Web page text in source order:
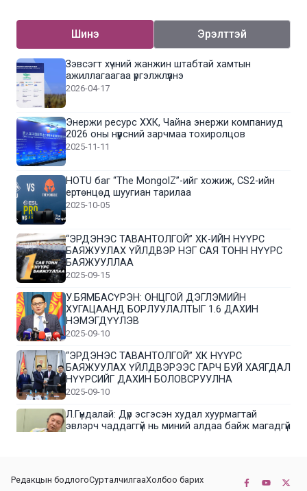
Шинэ Эрэлттэй
Зэвсэгт хүчний жанжин штабтай хамтын
ажиллагаагаа үргэлжлүүлнэ
2026-04-17
Энержи ресурс ХХК, Чайна энержи компаниуд
2026 оны нүүрсний зарчмаа тохиролцов
2025-11-11
HOTU баг “The MongolZ”-ийг хожиж, CS2-ийн
ертөнцөд шуугиан тарилаа
2025-10-05
“ЭРДЭНЭС ТАВАНТОЛГОЙ” ХК-ИЙН НҮҮРС
БАЯЖУУЛАХ ҮЙЛДВЭР НЭГ САЯ ТОНН НҮҮРС
БАЯЖУУЛЛАА
2025-09-15
У.БЯМБАСҮРЭН: ОНЦГОЙ ДЭГЛЭМИЙН
ХУГАЦААНД БОРЛУУЛАЛТЫГ 1.6 ДАХИН
НЭМЭГДҮҮЛЭВ
2025-09-10
“ЭРДЭНЭС ТАВАНТОЛГОЙ” ХК НҮҮРС
БАЯЖУУЛАХ ҮЙЛДВЭРЭЭС ГАРЧ БУЙ ХАЯГДАЛ
НҮҮРСИЙГ ДАХИН БОЛОВСРУУЛНА
2025-09-10
Л.Гүндалай: Дүр эсгэсэн худал хуурмагтай
эвлэрч чаддаггүй нь миний алдаа байж магадгүй
БАГИЙН ИРГЭДИЙН ТӨЛӨӨЛӨЛ НҮҮРС
Редакцын бодлогоСурталчилгааХолбоо барих